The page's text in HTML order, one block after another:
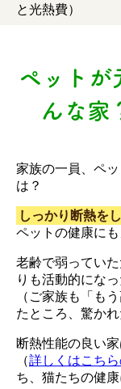
と光熱費）
ペット
んな家
家族の一員、ペ
は？
しっかり断熱を
ペットの健康にも
老齢で弱ってい
りも活動的にな
（ご家族も「も
たところ、驚かれ
断熱性能の良い
（詳しくはこち
ち、猫たちの健